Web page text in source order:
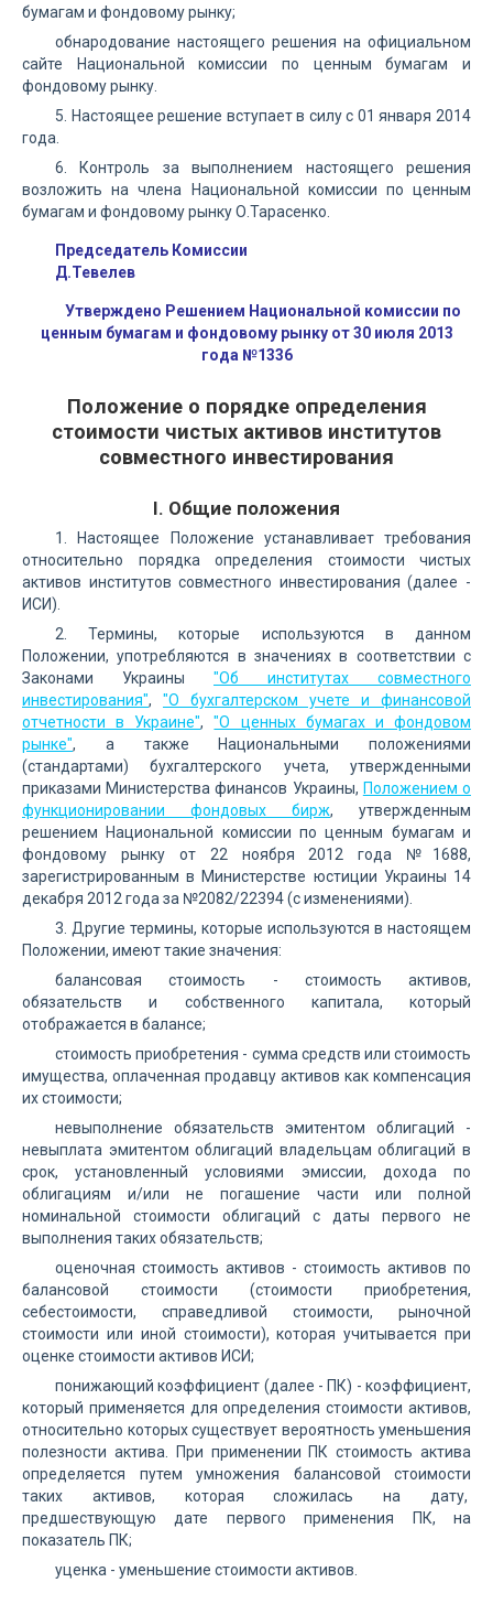
бумагам и фондовому рынку;
обнародование настоящего решения на официальном
сайте Национальной комиссии по ценным бумагам и
фондовому рынку.
5. Настоящее решение вступает в силу с 01 января 2014
года.
6. Контроль за выполнением настоящего решения
возложить на члена Национальной комиссии по ценным
бумагам и фондовому рынку О.Тарасенко.
Председатель Комиссии
Д.Тевелев
Утверждено Решением Национальной комиссии по
ценным бумагам и фондовому рынку от 30 июля 2013
года №1336
Положение о порядке определения
стоимости чистых активов институтов
совместного инвестирования
I. Общие положения
1. Настоящее Положение устанавливает требования
относительно порядка определения стоимости чистых
активов институтов совместного инвестирования (далее -
ИСИ).
2. Термины, которые используются в данном
Положении, употребляются в значениях в соответствии с
Законами Украины "Об институтах совместного
инвестирования", "О бухгалтерском учете и финансовой
отчетности в Украине","О ценных бумагах и фондовом
рынке", а также Национальными положениями
(стандартами) бухгалтерского учета, утвержденными
приказами Министерства финансов Украины, Положением о
функционировании фондовых бирж, утвержденным
решением Национальной комиссии по ценным бумагам и
фондовому рынку от 22 ноября 2012 года №1688,
зарегистрированным в Министерстве юстиции Украины 14
декабря 2012 года за №2082/22394 (с изменениями).
3. Другие термины, которые используются в настоящем
Положении, имеют такие значения:
балансовая стоимость - стоимость активов,
обязательств и собственного капитала, который
отображается в балансе;
стоимость приобретения - сумма средств или стоимость
имущества, оплаченная продавцу активов как компенсация
их стоимости;
невыполнение обязательств эмитентом облигаций -
невыплата эмитентом облигаций владельцам облигаций в
срок, установленный условиями эмиссии, дохода по
облигациям и/или не погашение части или полной
номинальной стоимости облигаций с даты первого не
выполнения таких обязательств;
оценочная стоимость активов - стоимость активов по
балансовой стоимости (стоимости приобретения,
себестоимости, справедливой стоимости, рыночной
стоимости или иной стоимости), которая учитывается при
оценке стоимости активов ИСИ;
понижающий коэффициент (далее - ПК) - коэффициент,
который применяется для определения стоимости активов,
относительно которых существует вероятность уменьшения
полезности актива. При применении ПК стоимость актива
определяется путем умножения балансовой стоимости
таких активов, которая сложилась на дату,
предшествующую дате первого применения ПК, на
показатель ПК;
уценка - уменьшение стоимости активов.